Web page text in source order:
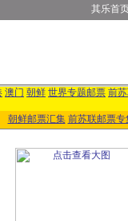
其乐首
澳门 朝鲜 世界专题邮票 前
朝鲜邮票汇集 前苏联邮票专